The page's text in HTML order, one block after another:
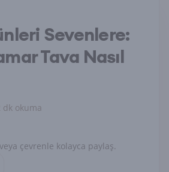
Sevenlere:
Tava Nasıl
dk okuma
çevrenle kolayca paylaş.